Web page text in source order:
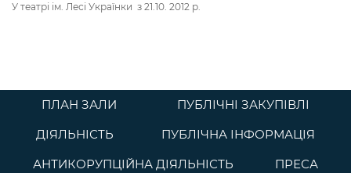
У театрі ім. Лесі Українки з 21.10. 2012 р.
ПЛАН ЗАЛИ
ПУБЛІЧНІ ЗАКУПІВЛІ
ДІЯЛЬНІСТЬ
ПУБЛІЧНА ІНФОРМАЦІЯ
АНТИКОРУПЦІЙНА ДІЯЛЬНІСТЬ
ПРЕСА